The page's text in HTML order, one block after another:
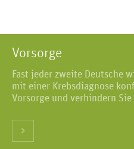
Vorsorge
Fast jeder zweite Deutsche
mit einer Krebsdiagnose
Vorsorge und verhindern